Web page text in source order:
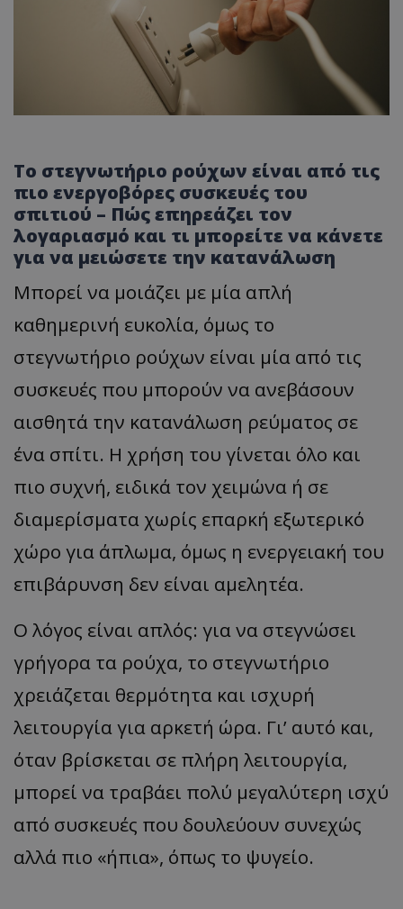
Το στεγνωτήριο ρούχων είναι από τις
πιο ενεργοβόρες συσκευές του
σπιτιού – Πώς επηρεάζει τον
λογαριασμό και τι μπορείτε να κάνετε
για να μειώσετε την κατανάλωση
Μπορεί να μοιάζει με μία απλή
καθημερινή ευκολία, όμως το
στεγνωτήριο ρούχων είναι μία από τις
συσκευές που μπορούν να ανεβάσουν
αισθητά την κατανάλωση ρεύματος σε
ένα σπίτι. Η χρήση του γίνεται όλο και
πιο συχνή, ειδικά τον χειμώνα ή σε
διαμερίσματα χωρίς επαρκή εξωτερικό
χώρο για άπλωμα, όμως η ενεργειακή του
επιβάρυνση δεν είναι αμελητέα.
Ο λόγος είναι απλός: για να στεγνώσει
γρήγορα τα ρούχα, το στεγνωτήριο
χρειάζεται θερμότητα και ισχυρή
λειτουργία για αρκετή ώρα. Γι’ αυτό και,
όταν βρίσκεται σε πλήρη λειτουργία,
μπορεί να τραβάει πολύ μεγαλύτερη ισχύ
από συσκευές που δουλεύουν συνεχώς
αλλά πιο «ήπια», όπως το ψυγείο.